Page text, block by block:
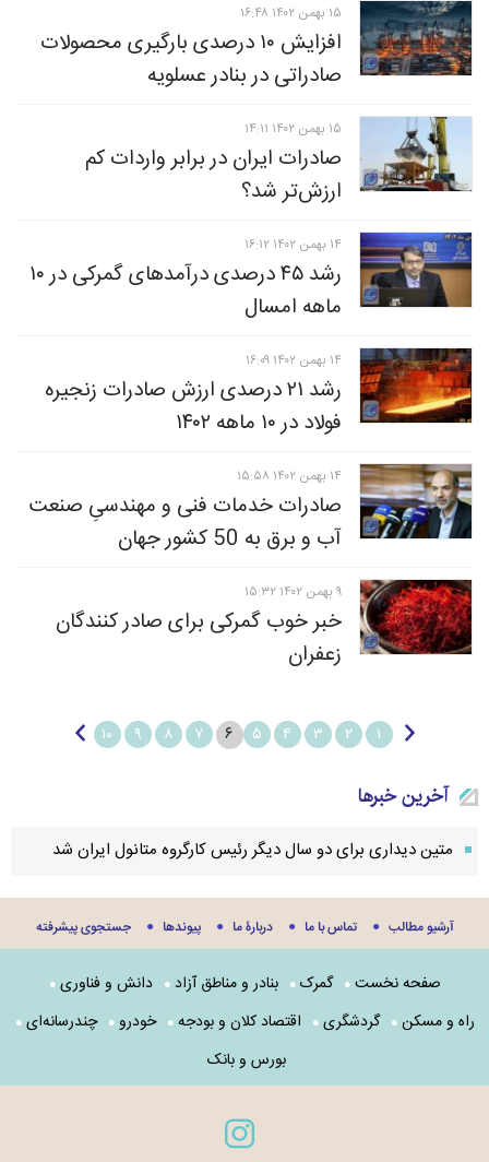
۱۵ بهمن ۱۴۰۲ ۱۶:۴۸
افزایش ۱۰ درصدی بارگیری محصولات
صادراتی در بنادر عسلویه
۱۵ بهمن ۱۴۰۲ ۱۴:۱۱
صادرات ایران در برابر واردات کم
ارزش‌تر شد؟
۱۴ بهمن ۱۴۰۲ ۱۶:۱۲
رشد ۴۵ درصدی درآمدهای گمرکی در ۱۰
ماهه امسال
۱۴ بهمن ۱۴۰۲ ۱۶:۰۹
رشد ۲۱ درصدی ارزش صادرات زنجیره
فولاد در ۱۰ ماهه ۱۴۰۲
۱۴ بهمن ۱۴۰۲ ۱۵:۵۸
صادرات خدمات فنی و مهندسیِ صنعت
آب و برق به 50 کشور جهان
۹ بهمن ۱۴۰۲ ۱۵:۳۲
خبر خوب گمرکی برای صادر کنندگان
زعفران
۱ ۲ ۳ ۴ ۵ ۶ ۷ ۸ ۹ ۱۰
آخرین خبرها
متین دیداری برای دو سال دیگر رئیس کارگروه متانول ایران شد
آرشیو مطالب تماس با ما دربارۀ ما پيوندها جستجوی پيشرفته
صفحه نخست گمرک بنادر و مناطق آزاد
دانش و فناوری
راه و مسکن
گردشگری اقتصاد کلان و بودجه خودرو
چندرسانه‌ای
بورس و بانک